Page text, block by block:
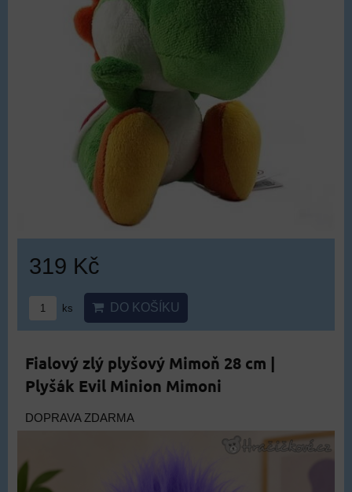
319 Kč
ks DO KOŠÍKU
Fialový zlý plyšový Mimoň 28 cm |
Plyšák Evil Minion Mimoni
DOPRAVA ZDARMA